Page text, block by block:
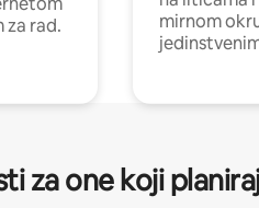
za rad.
mirnom
za one koji